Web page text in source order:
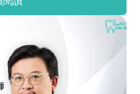
入了解牙周病、隱形矯正與
助你建立正確且安心的治療